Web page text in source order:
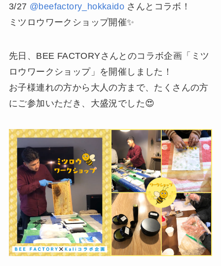
3/27 @beefactory_hokkaido さんとコラボ！
ミツロウワークショップ開催✨
先日、BEE FACTORYさんとのコラボ企画「ミツ
ロウワークショップ」を開催しました！
お子様連れの方から大人の方まで、たくさんの方
にご参加いただき、大盛況でした😍